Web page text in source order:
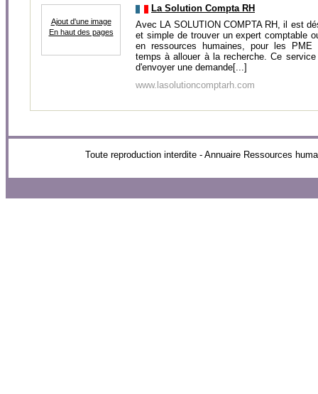
Ajout d'une image
En haut des pages
La Solution Compta RH
Avec LA SOLUTION COMPTA RH, il est
et simple de trouver un expert comptable
en ressources humaines, pour les PME
temps à allouer à la recherche. Ce
d'envoyer une demande[...]
www.lasolutioncomptarh.com
Toute reproduction interdite - Annuaire Ressources